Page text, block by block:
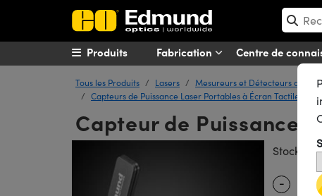
Fabrication Centre de
Produits
Tous les Produits Lasers Mesureurs et Détecteurs de
Capteurs de Puissance Laser Portables à Écran Tactile
Capteur de Puissance
Stock
Quantity
-